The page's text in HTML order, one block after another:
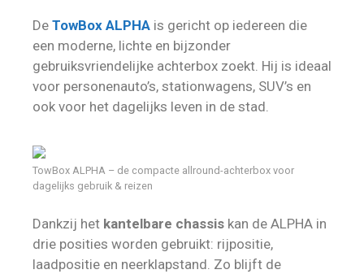
De TowBox ALPHA is gericht op iedereen die
een moderne, lichte en bijzonder
gebruiksvriendelijke achterbox zoekt. Hij is ideaal
voor personenauto’s, stationwagens, SUV’s en
ook voor het dagelijks leven in de stad.
TowBox ALPHA – de compacte allround-achterbox voor
dagelijks gebruik & reizen
Dankzij het kantelbare chassis kan de ALPHA in
drie posities worden gebruikt: rijpositie,
laadpositie en neerklapstand. Zo blijft de